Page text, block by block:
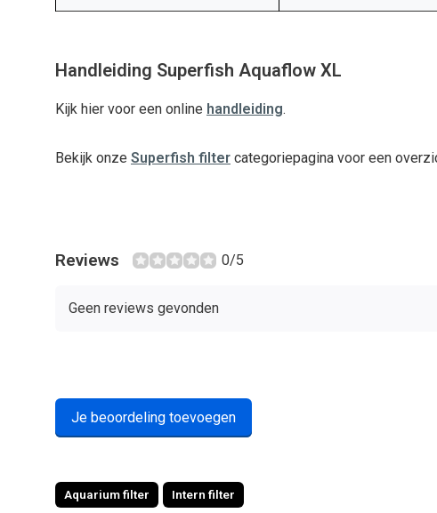
Handleiding Superfish Aquaflow XL
Kijk hier voor een online handleiding.
Bekijk onze Superfish filter categoriepagina voor een
Reviews 0/5
Geen reviews gevonden
Je beoordeling toevoegen
Aquarium filter Intern filter